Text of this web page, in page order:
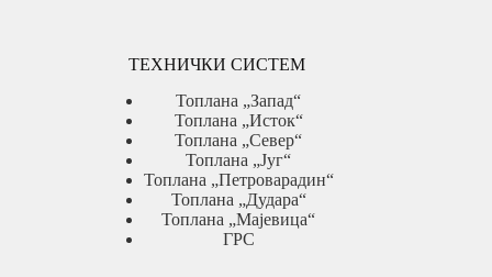
ТЕХНИЧКИ СИСТЕМ
Топлана „Запад“
Топлана „Исток“
Топлана „Север“
Топлана „Југ“
Топлана „Петроварадин“
Топлана „Дудара“
Топлана „Мајевица“
ГРС